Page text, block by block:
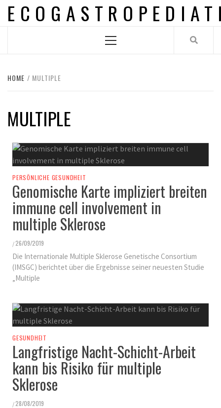
Skip
Menu
HOME MULTIPLE
MULTIPLE
PERSÖNLICHE GESUNDHEIT
Genomische Karte impliziert breiten
immune cell involvement in
multiple Sklerose
/ 26/09/2019
Die Internationale Multiple Sklerose Genetische Consortium
(IMSGC) berichtet über die Ergebnisse seiner neuesten Studie
„Multiple
GESUNDHEIT
Langfristige Nacht-Schicht-Arbeit
kann bis Risiko für multiple
Sklerose
/ 28/08/2019